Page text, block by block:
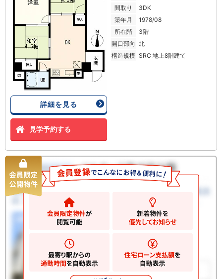
詳細を見る
見学予約する
間取り
3DK
築年月
1978/08
所在階
3階
開口部向 北
構造規模 SRC 地上8階建て